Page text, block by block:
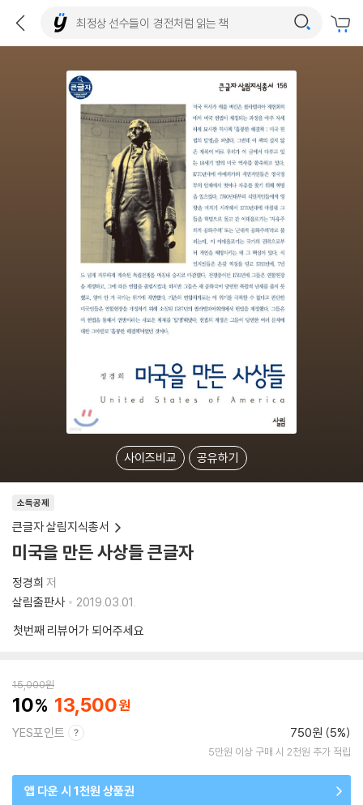
사이즈비교 공유하기
소득공제
큰글자 살림지식총서
미국을 만든 사상들 큰글자
정경희 저
살림출판사
2019.03.01.
첫번째 리뷰어가 되어주세요
15,000원
10 13,500
YES포인트 750원 (5%)
5만원 이상 구매 시 2천원 추가 적립
앱 다운 시 1천원 상품권